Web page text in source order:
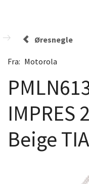
Øresnegle
Fra: Motorola
IMPRES
Beige